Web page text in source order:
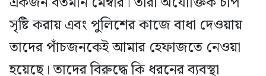
সৃষ্টি করায় এবং পুলিশের কাজে বাধা দেওয়ায়
তাদের পাঁচজনকেই আমার হেফাজতে নেওয়া
হয়েছে। তাদের বিরুদ্ধে কি ধরনের ব্যবস্থা